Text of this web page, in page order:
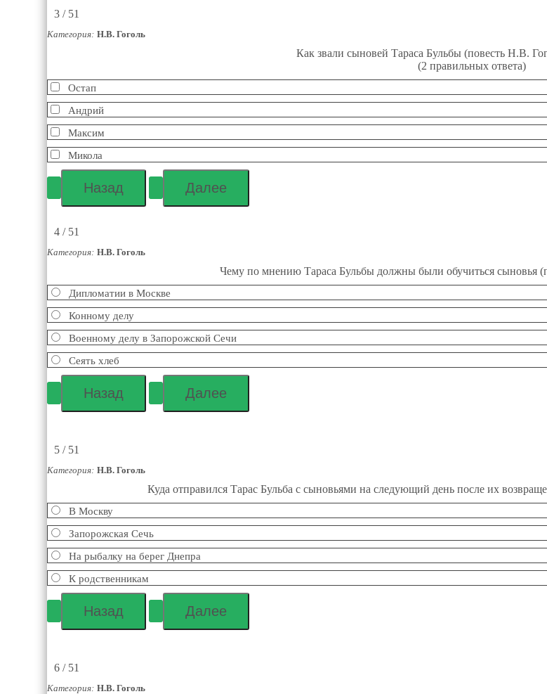
3 / 51
Категория: Н.В. Гоголь
Как звали сыновей Тараса Бульбы (повесть Н.В.
(2 правильных ответа)
Остап
Андрий
Максим
Микола
4 / 51
Категория: Н.В. Гоголь
Чему по мнению Тараса Бульбы должны были обучиться сыновья
Дипломатии в Москве
Конному делу
Военному делу в Запорожской Сечи
Сеять хлеб
5 / 51
Категория: Н.В. Гоголь
Куда отправился Тарас Бульба с сыновьями на следующий день после их
В Москву
Запорожская Сечь
На рыбалку на берег Днепра
К родственникам
6 / 51
Категория: Н.В. Гоголь